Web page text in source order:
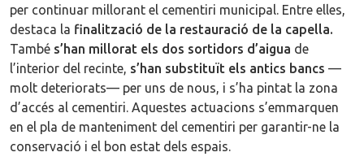
per continuar millorant el cementiri municipal. Entre elles,
destaca la finalització de la restauració de la capella.
També s’han millorat els dos sortidors d’aigua de
l’interior del recinte, s’han substituït els antics bancs —
molt deteriorats— per uns de nous, i s’ha pintat la zona
d’accés al cementiri. Aquestes actuacions s’emmarquen
en el pla de manteniment del cementiri per garantir-ne la
conservació i el bon estat dels espais.